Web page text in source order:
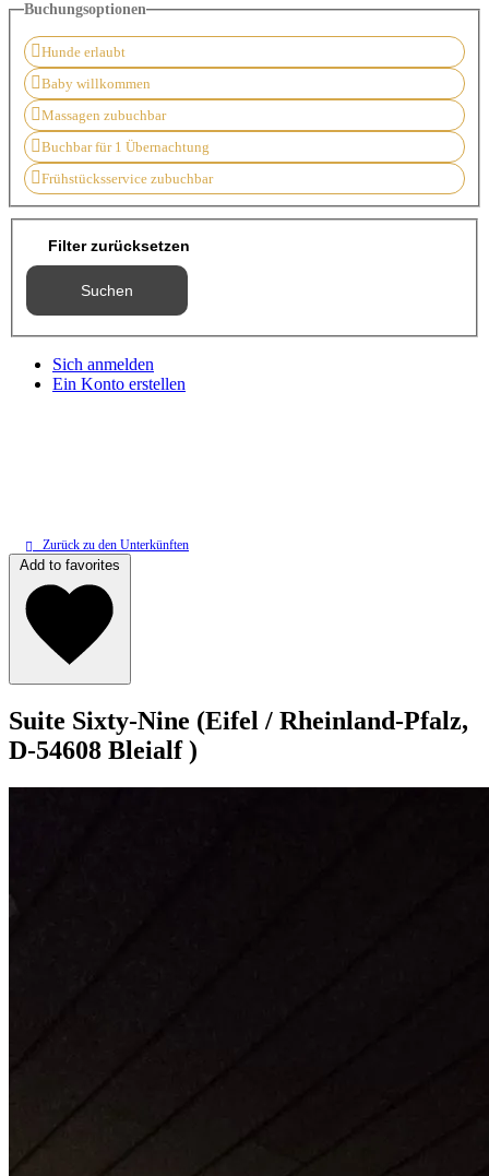
Buchungsoptionen
Hunde erlaubt
Baby willkommen
Massagen zubuchbar
Buchbar für 1 Übernachtung
Frühstücksservice zubuchbar
Filter zurücksetzen
Suchen
Sich anmelden
Ein Konto erstellen
Zurück zu den Unterkünften
Add to favorites
Suite Sixty-Nine (Eifel / Rheinland-Pfalz,
D-54608 Bleialf )